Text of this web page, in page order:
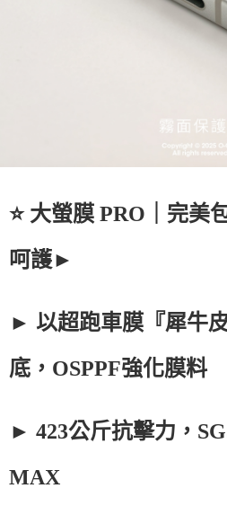
⭐ 大螢膜 PRO｜完美
呵護►
► 以超跑車膜『犀牛
底，OSPPF強化膜料
► 423公斤抗擊力，
MAX